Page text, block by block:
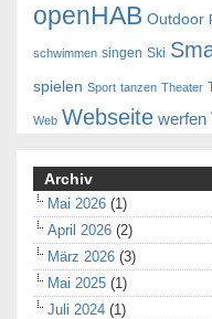
openHAB Outdoor
schwimmen singen Ski
spielen Sport tanzen Theater
Web Webseite werfen
Archiv
Mai 2026 (1)
April 2026 (2)
März 2026 (3)
Mai 2025 (1)
Juli 2024 (1)